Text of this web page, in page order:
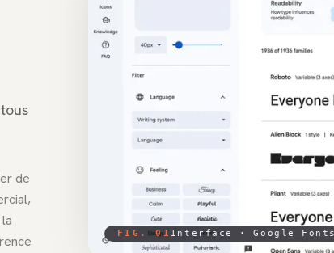
de
FIG. 01 Interface ·Google